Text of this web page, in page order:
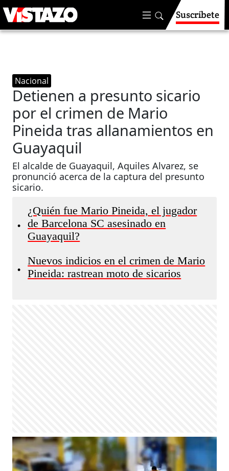
Suscríbete
Nacional
Detienen a presunto sicario
por el crimen de Mario
Pineida tras allanamientos en
Guayaquil
El alcalde de Guayaquil, Aquiles Alvarez, se
pronunció acerca de la captura del presunto
sicario.
•
¿Quién fue Mario Pineida, el jugador
de Barcelona SC asesinado en
Guayaquil?
•
Nuevos indicios en el crimen de Mario
Pineida: rastrean moto de sicarios